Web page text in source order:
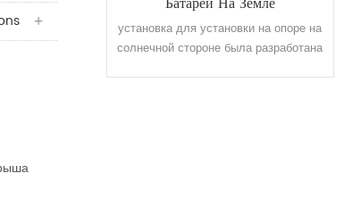
установка для установки на опоре на
солнечной стороне была разработана